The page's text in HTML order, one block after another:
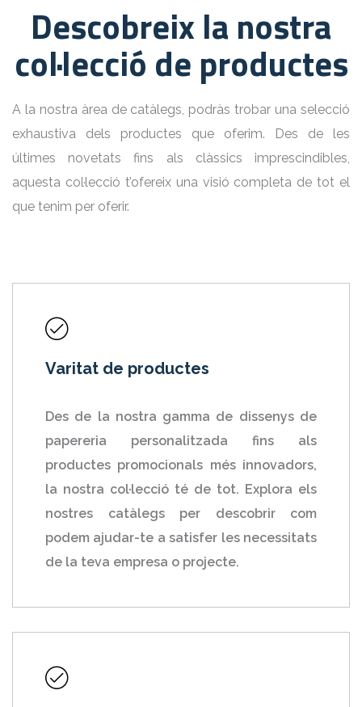
Descobreix la nostra
col·lecció de productes
A la nostra àrea de catàlegs, podràs trobar una selecció
exhaustiva dels productes que oferim. Des de les
últimes novetats fins als clàssics imprescindibles,
aquesta col·lecció t’ofereix una visió completa de tot el
que tenim per oferir.
Varitat de productes
Des de la nostra gamma de dissenys de
papereria personalitzada fins als
productes promocionals més innovadors,
la nostra col·lecció té de tot. Explora els
nostres catàlegs per descobrir com
podem ajudar-te a satisfer les necessitats
de la teva empresa o projecte.